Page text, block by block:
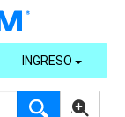
AVANZADA
INGRESO